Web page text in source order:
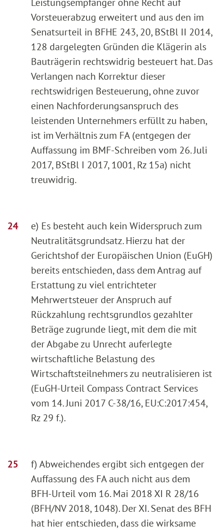
Vorsteuerabzug erweitert und aus den im
Senatsurteil in BFHE 243, 20, BStBl II 2014,
128 dargelegten Gründen die Klägerin als
Bauträgerin rechtswidrig besteuert hat. Das
Verlangen nach Korrektur dieser
rechtswidrigen Besteuerung, ohne zuvor
einen Nachforderungsanspruch des
leistenden Unternehmers erfüllt zu haben,
ist im Verhältnis zum FA (entgegen der
Auffassung im BMF-Schreiben vom 26. Juli
2017, BStBl I 2017, 1001, Rz 15a) nicht
treuwidrig.
e) Es besteht auch kein Widerspruch zum
Neutralitätsgrundsatz. Hierzu hat der
Gerichtshof der Europäischen Union (EuGH)
bereits entschieden, dass dem Antrag auf
Erstattung zu viel entrichteter
Mehrwertsteuer der Anspruch auf
Rückzahlung rechtsgrundlos gezahlter
Beträge zugrunde liegt, mit dem die mit
der Abgabe zu Unrecht auferlegte
wirtschaftliche Belastung des
Wirtschaftsteilnehmers zu neutralisieren ist
(EuGH-Urteil Compass Contract Services
vom 14. Juni 2017 C-38/16, EU:C:2017:454,
Rz 29 f.).
f) Abweichendes ergibt sich entgegen der
Auffassung des FA auch nicht aus dem
BFH-Urteil vom 16. Mai 2018 XI R 28/16
(BFH/NV 2018, 1048). Der XI. Senat des BFH
hat hier entschieden, dass die wirksame